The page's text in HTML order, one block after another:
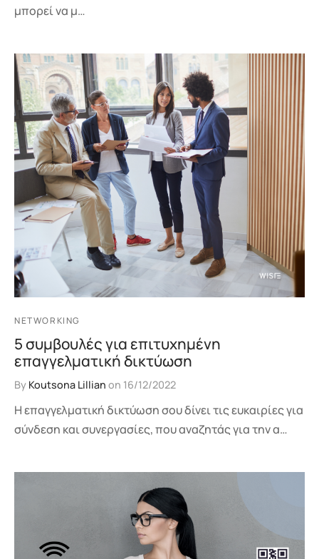
μπορεί να μ…
NETWORKING
5 συμβουλές για επιτυχημένη
επαγγελματική δικτύωση
By Koutsona Lillian on 16/12/2022
Η επαγγελματική δικτύωση σου δίνει τις ευκαιρίες για
σύνδεση και συνεργασίες, που αναζητάς για την α…